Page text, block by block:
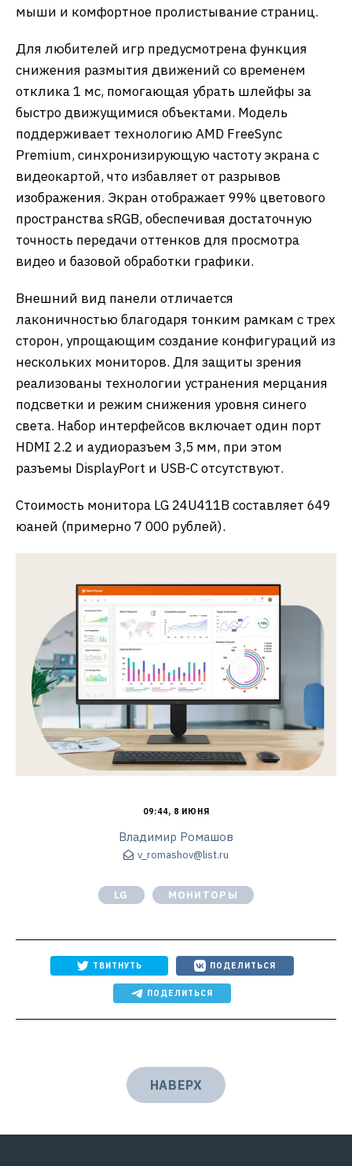
мыши и комфортное пролистывание страниц.
Для любителей игр предусмотрена функция
снижения размытия движений со временем
отклика 1 мс, помогающая убрать шлейфы за
быстро движущимися объектами. Модель
поддерживает технологию AMD FreeSync
Premium, синхронизирующую частоту экрана с
видеокартой, что избавляет от разрывов
изображения. Экран отображает 99% цветового
пространства sRGB, обеспечивая достаточную
точность передачи оттенков для просмотра
видео и базовой обработки графики.
Внешний вид панели отличается
лаконичностью благодаря тонким рамкам с трех
сторон, упрощающим создание конфигураций из
нескольких мониторов. Для защиты зрения
реализованы технологии устранения мерцания
подсветки и режим снижения уровня синего
света. Набор интерфейсов включает один порт
HDMI 2.2 и аудиоразъем 3,5 мм, при этом
разъемы DisplayPort и USB-C отсутствуют.
Стоимость монитора LG 24U411B составляет 649
юаней (примерно 7 000 рублей).
09:44, 8 ИЮНЯ
Владимир Ромашов
v_romashov@list.ru
LG МОНИТОРЫ
ТВИТНУТЬ ПОДЕЛИТЬСЯ
ПОДЕЛИТЬСЯ
НАВЕРХ